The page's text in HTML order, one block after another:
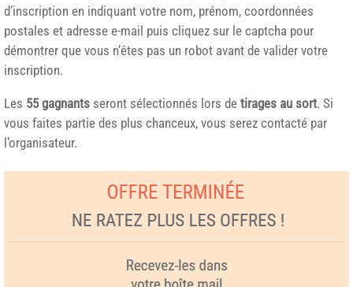
d’inscription en indiquant votre nom, prénom, coordonnées
postales et adresse e-mail puis cliquez sur le captcha pour
démontrer que vous n’êtes pas un robot avant de valider votre
inscription.
Les 55 gagnants seront sélectionnés lors de tirages au sort. Si
vous faites partie des plus chanceux, vous serez contacté par
l’organisateur.